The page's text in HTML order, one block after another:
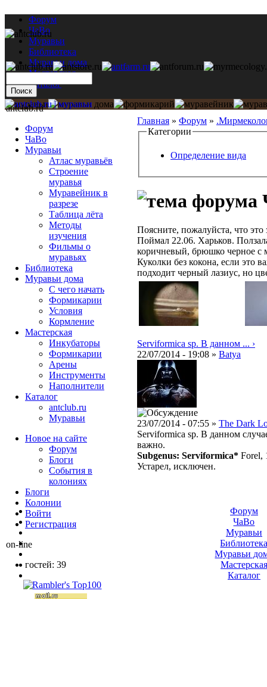
Форум
ЧаВо
Муравьи
Библиотека
Муравьи дома
Мастерская
Каталог
Главная » Форум »
Категории
Определение вида
Поясните, пожалуйста, что это
Поймал 22.06. Харьков.
коричневый, брюшко черное
Куколки без кокона, если это
подходит черный лазиус, но
Serviformica sp. В данном ... ›
22/07/2014 - 19:08 » Batya
23/07/2014 - 07:55 » The Dark
Serviformica sp. В данном
важно.
Subgenus: Serviformica* Forel,
Устарел, исключен.
antclub.ru
Форум
ЧаВо
Муравьи
Атлас муравьёв
Строение
муравья
Муравейник в
разрезе
Таблица лёта
Методы
изучения
Фильмы о
муравьях
Библиотека
Муравьи дома
С чего начать
Формикарии
Условия
Кормление
Мастерская
Инкубаторы
Формикарии
Арены
Инструменты
Наполнители
Каталог
antclub.ru
Муравьи
Новое на сайте
Форум
Блоги
События в
колониях
Блоги
Колонии
Войти
Peгиcтpaция
on-line
гостей: 39
Форум
ЧаВо
Муравьи
Муравьи
Мастерская
Каталог